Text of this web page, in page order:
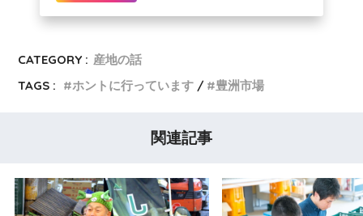
CATEGORY : 産地の話
TAGS :
ホントに行っています 豊洲市場
関連記事